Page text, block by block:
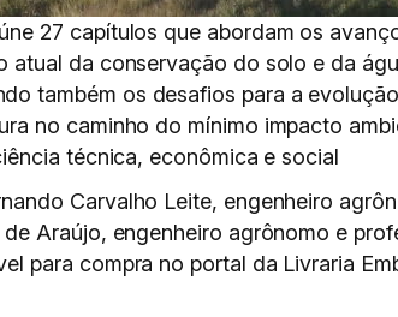
27 capítulos que abordam os
atual da conservação do solo e da
também os desafios para a
no caminho do mínimo impacto
técnica, econômica e social
Carvalho Leite, engenheiro
de Araújo, engenheiro agrônomo e
para compra no portal da Livraria